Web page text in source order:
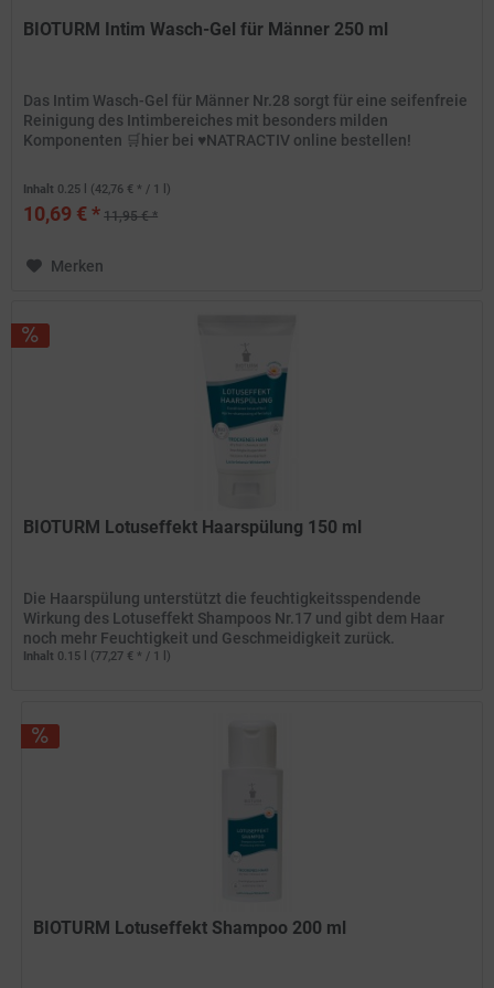
BIOTURM Intim Wasch-Gel für Männer 250 ml
Das Intim Wasch-Gel für Männer Nr.28 sorgt für eine seifenfreie
Reinigung des Intimbereiches mit besonders milden
Komponenten 🛒hier bei ♥️NATRACTIV online bestellen!
Inhalt 0.25 l (42,76 € * / 1 l)
10,69 € * 11,95 € *
Merken
BIOTURM Lotuseffekt Haarspülung 150 ml
Die Haarspülung unterstützt die feuchtigkeitsspendende
Wirkung des Lotuseffekt Shampoos Nr.17 und gibt dem Haar
noch mehr Feuchtigkeit und Geschmeidigkeit zurück.
Inhalt 0.15 l (77,27 € * / 1 l)
BIOTURM Lotuseffekt Shampoo 200 ml